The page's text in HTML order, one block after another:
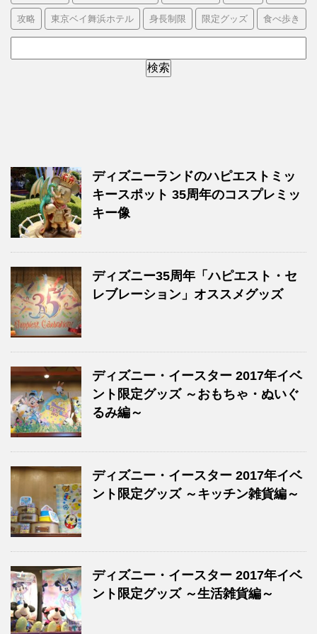
攻略 東京ベイ舞浜ホテル 身長制限 限定グッズ 食べ歩き
ディズニーランドのハピエストミッ
キースポット 35周年のコスプレミッ
キー像
ディズニー35周年「ハピエスト・セ
レブレーション」オススメグッズ
ディズニー・イースター 2017年イベ
ント限定グッズ ～おもちゃ・ぬいぐ
るみ編～
ディズニー・イースター 2017年イベ
ント限定グッズ ～キッチン雑貨編～
ディズニー・イースター 2017年イベ
ント限定グッズ ～生活雑貨編～